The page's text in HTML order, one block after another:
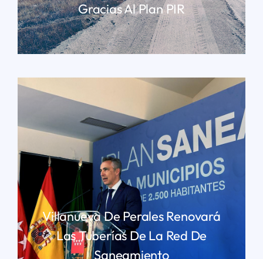
Gracias Al Plan PIR
LEER MÁS
Villanueva De Perales Renovará
Las Tuberías De La Red De
Saneamiento